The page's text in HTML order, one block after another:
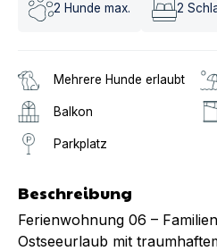
2 Hunde max. 2
Mehrere Hunde erlaubt
Balkon
Parkplatz
Beschreibung
Ferienwohnung 06 –
Ostseeurlaub mit